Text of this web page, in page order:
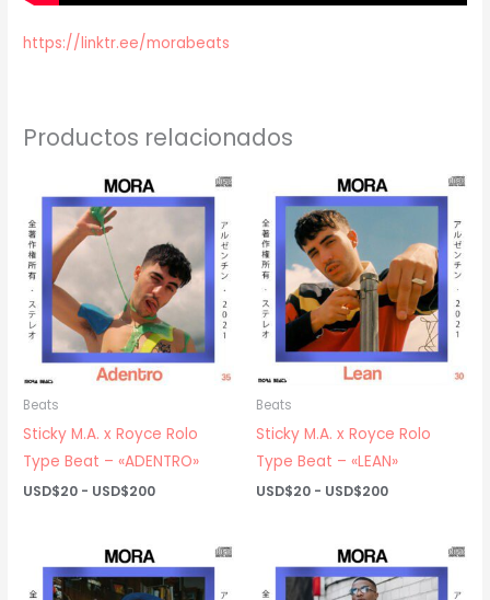
https://linktr.ee/morabeats
Productos relacionados
Beats
Sticky M.A. x Royce Rolo
Type Beat – «ADENTRO»
USD$20 - USD$200Rango
USD$20
hasta
USD$200
Beats
Sticky M.A. x Royce Rolo
Type Beat – «LEAN»
USD$20 - USD$200Rango
USD$20
hasta
USD$200